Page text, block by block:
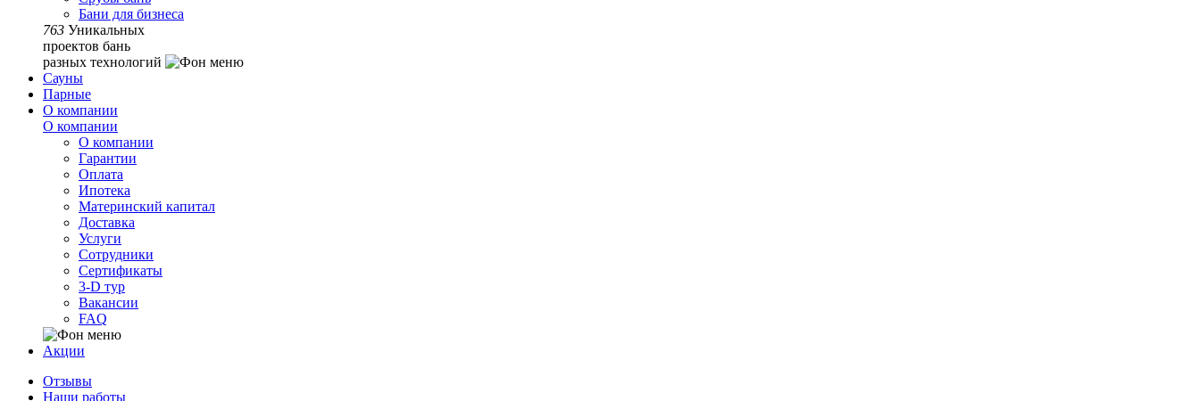
Бани для бизнеса
763 Уникальных
проектов бань
разных технологий
Сауны
Парные
О компании
О компании
О компании
Гарантии
Оплата
Ипотека
Материнский капитал
Доставка
Услуги
Сотрудники
Сертификаты
3-D тур
Вакансии
FAQ
Акции
Отзывы
Наши работы